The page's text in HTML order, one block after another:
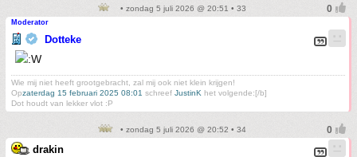
• zondag 5 juli 2026 @ 20:51 • 33
Moderator
Dotteke
Wie mij niet heeft grootgebracht, zal mij ook niet klein krijgen!
Opzaterdag 15 februari 2025 08:01 schreef JustinK het volgende:[/b]
Dot houdt van lekker vlot :P
• zondag 5 juli 2026 @ 20:52 • 34
drakin